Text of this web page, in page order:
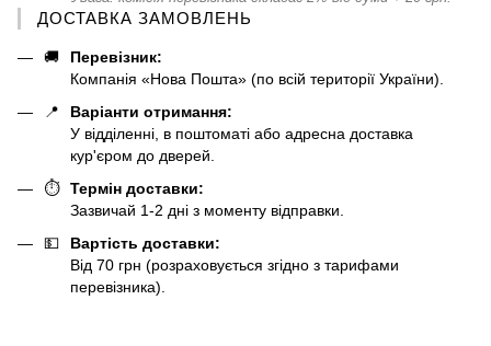
ДОСТАВКА ЗАМОВЛЕНЬ
🚚
Перевізник:
Компанія «Нова Пошта» (по всій території України).
📍
Варіанти отримання:
У відділенні, в поштоматі або адресна доставка
кур'єром до дверей.
⏱️
Термін доставки:
Зазвичай 1-2 дні з моменту відправки.
💵
Вартість доставки:
Від 70 грн (розраховується згідно з тарифами
перевізника).